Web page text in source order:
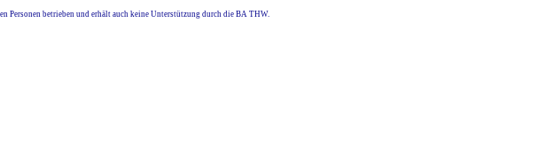
Personen betrieben und erhält auch keine Unterstützung durch die BA THW.